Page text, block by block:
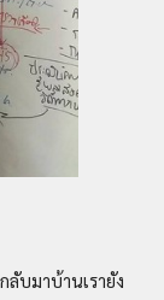
ลับมาบ้านเรายัง